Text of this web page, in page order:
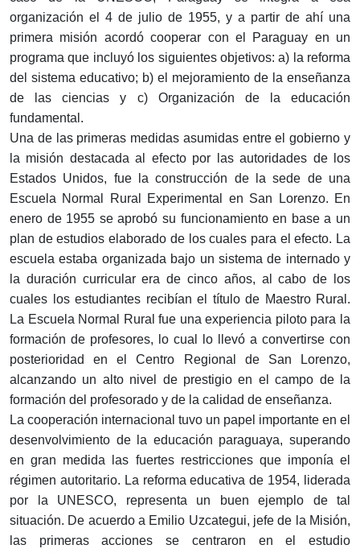
organización el 4 de julio de 1955, y a partir de ahí una
primera misión acordó cooperar con el Paraguay en un
programa que incluyó los siguientes objetivos: a) la reforma
del sistema educativo; b) el mejoramiento de la enseñanza
de las ciencias y c) Organización de la educación
fundamental.
Una de las primeras medidas asumidas entre el gobierno y
la misión destacada al efecto por las autoridades de los
Estados Unidos, fue la construcción de la sede de una
Escuela Normal Rural Experimental en San Lorenzo. En
enero de 1955 se aprobó su funcionamiento en base a un
plan de estudios elaborado de los cuales para el efecto. La
escuela estaba organizada bajo un sistema de internado y
la duración curricular era de cinco años, al cabo de los
cuales los estudiantes recibían el título de Maestro Rural.
La Escuela Normal Rural fue una experiencia piloto para la
formación de profesores, lo cual lo llevó a convertirse con
posterioridad en el Centro Regional de San Lorenzo,
alcanzando un alto nivel de prestigio en el campo de la
formación del profesorado y de la calidad de enseñanza.
La cooperación internacional tuvo un papel importante en el
desenvolvimiento de la educación paraguaya, superando
en gran medida las fuertes restricciones que imponía el
régimen autoritario. La reforma educativa de 1954, liderada
por la UNESCO, representa un buen ejemplo de tal
situación. De acuerdo a Emilio Uzcategui, jefe de la Misión,
las primeras acciones se centraron en el estudio